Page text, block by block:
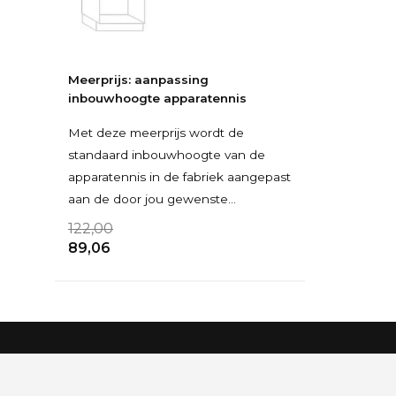
Meerprijs: aanpassing
inbouwhoogte apparatennis
Met deze meerprijs wordt de
standaard inbouwhoogte van de
apparatennis in de fabriek aangepast
aan de door jou gewenste
inbouwhoogte van je inbouwappa
122,00
89,06